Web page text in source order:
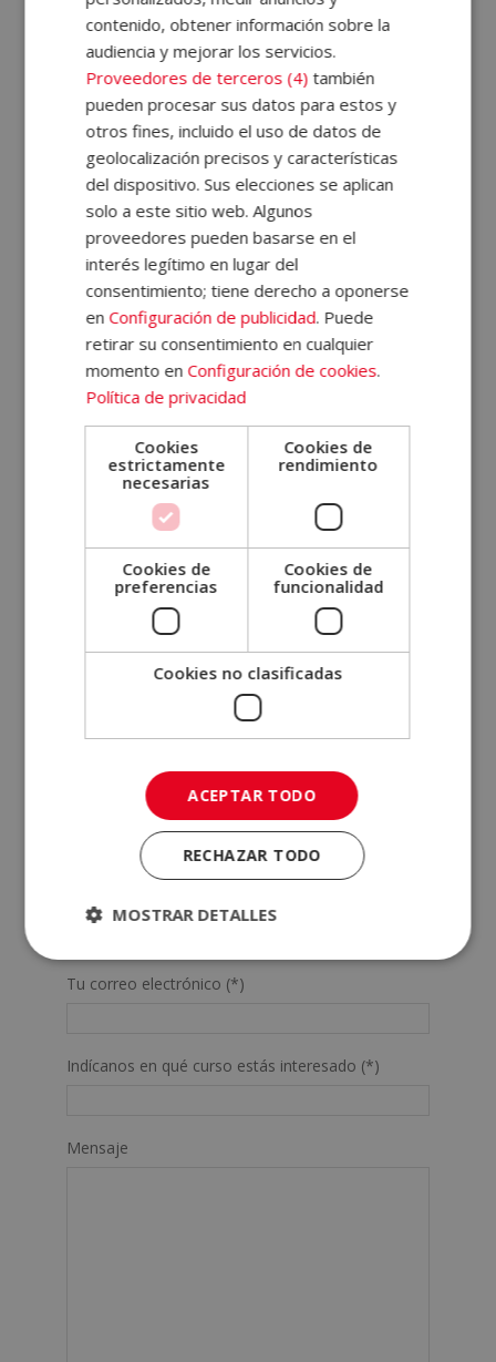
psicología general, infantil, emocional o del trabajo, así
comotécnicas de coaching, liderazgo y motivación.
Gracias al enfoque completo de nuestros programas,
podrás conocer cómo aplicar los conocimientos en
contextos reales, ya sea en el ámbito educativo,
terapéutico o empresarial. Además, las formaciones se
imparten enmodalidad online y a distancia
permite estudiar con flexibilidad y a tu propio ritmo,
con el respaldo de
tu propio tutor/a personal
guiarte por el camino. ¿Qué más necesitas para
acceder a nuestros cursos de psicología online?
¿Qué cursos hay de psicología?
¿Cuánto dura un curso de
psicología?
SOLICITA MÁS INFORMACIÓN
Nombre (*)
Apellidos (*)
Teléfono (*)
Tu correo electrónico (*)
Indícanos en qué curso estás interesado (*)
Mensaje
contenido, obtener información sobre la
audiencia y mejorar los servicios.
Proveedores de terceros (4) también
pueden procesar sus datos para estos y
otros fines, incluido el uso de datos de
geolocalización precisos y características
del dispositivo. Sus elecciones se aplican
solo a este sitio web. Algunos
proveedores pueden basarse en el
interés legítimo en lugar del
consentimiento; tiene derecho a oponerse
enConfiguración de publicidad. Puede
retirar su consentimiento en cualquier
momento enConfiguración de cookies.
Política de privacidad
Cookies
estrictamente
necesarias
Cookies de
rendimiento
Cookies de
preferencias
Cookies de
funcionalidad
Cookies no clasificadas
ACEPTAR TODO
RECHAZAR TODO
MOSTRAR DETALLES